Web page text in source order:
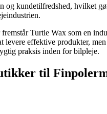
og kundetilfredshed, hvilket
fremstår Turtle Wax som en
levere effektive produkter, men
praksis inden for bilpleje.
til